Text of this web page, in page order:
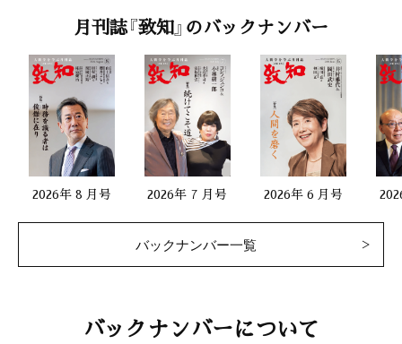
月刊誌『致知』のバックナンバー
2026年 8 月号 2026年 7 月号 2026年 6 月号
バックナンバー一覧
バックナンバーについて